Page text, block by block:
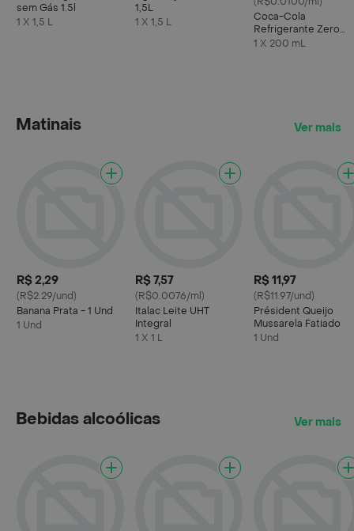
sem Gás 1.5l
1 X 1,5 L
1,5L
1 X 1,5 L
Coca-Cola
Refrigerante Zero
Açúcar Mini Garrafa
1 X 200 mL
Matinais Ver mais
R$ 2,29
(R$2.29/und)
Banana Prata - 1 Und
1 Und
R$ 7,57
(R$0.0076/ml)
Italac Leite UHT
Integral
1 X 1 L
R$ 11,97
(R$11.97/und)
Président Queijo
Mussarela Fatiado
1 Und
Bebidas alcoólicas Ver mais